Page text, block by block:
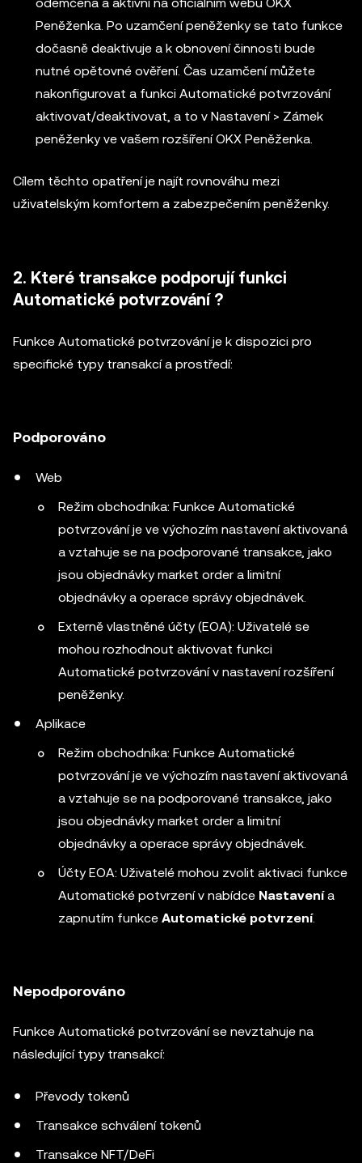
Peněženka. Po uzamčení peněženky se tato funkce
dočasně deaktivuje a k obnovení činnosti bude
nutné opětovné ověření. Čas uzamčení můžete
nakonfigurovat a funkci Automatické potvrzování
aktivovat/deaktivovat, a to v Nastavení > Zámek
peněženky ve vašem rozšíření OKX Peněženka.
Cílem těchto opatření je najít rovnováhu mezi
uživatelským komfortem a zabezpečením peněženky.
2. Které transakce podporují funkci
Automatické potvrzování ?
Funkce Automatické potvrzování je k dispozici pro
specifické typy transakcí a prostředí:
Podporováno
Web
Režim obchodníka: Funkce Automatické
potvrzování je ve výchozím nastavení aktivovaná
a vztahuje se na podporované transakce, jako
jsou objednávky market order a limitní
objednávky a operace správy objednávek.
Externě vlastněné účty (EOA): Uživatelé se
mohou rozhodnout aktivovat funkci
Automatické potvrzování v nastavení rozšíření
peněženky.
Aplikace
Režim obchodníka: Funkce Automatické
potvrzování je ve výchozím nastavení aktivovaná
a vztahuje se na podporované transakce, jako
jsou objednávky market order a limitní
objednávky a operace správy objednávek.
Účty EOA: Uživatelé mohou zvolit aktivaci funkce
Automatické potvrzení v nabídce Nastavenía
zapnutím funkce Automatické potvrzení.
Nepodporováno
Funkce Automatické potvrzování se nevztahuje na
následující typy transakcí:
Převody tokenů
Transakce schválení tokenů
Transakce NFT/DeFi